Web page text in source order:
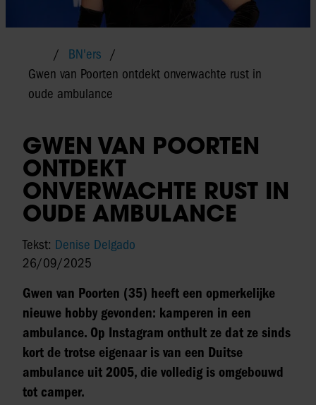
BN'ers
Gwen van Poorten ontdekt onverwachte rust in
oude ambulance
GWEN VAN POORTEN
ONTDEKT
ONVERWACHTE RUST IN
OUDE AMBULANCE
Tekst: Denise Delgado
26/09/2025
Gwen van Poorten (35) heeft een opmerkelijke
nieuwe hobby gevonden: kamperen in een
ambulance. Op Instagram onthult ze dat ze sinds
kort de trotse eigenaar is van een Duitse
ambulance uit 2005, die volledig is omgebouwd
tot camper.